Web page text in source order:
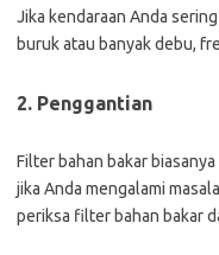
Jika kendaraan Anda
buruk atau banyak debu,
2. Penggantian
Filter bahan bakar
jika Anda mengalami
periksa filter bahan bakar